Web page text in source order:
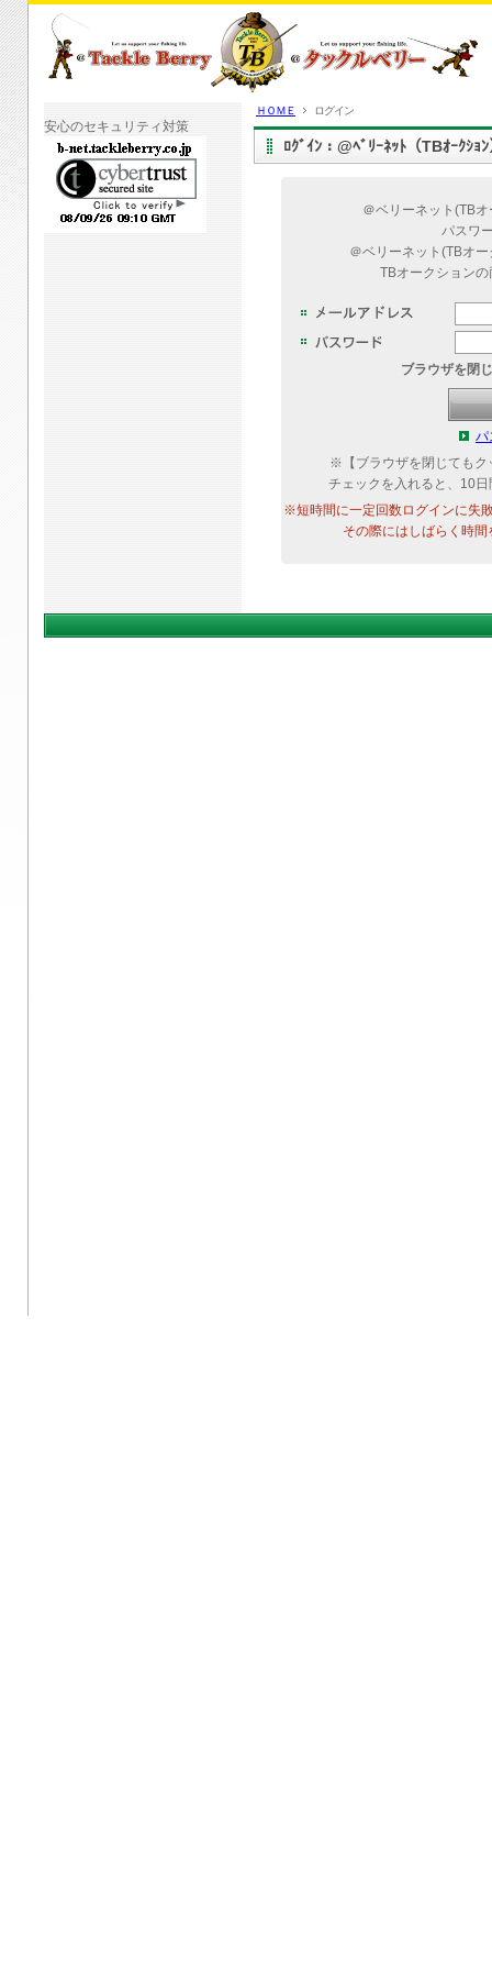
ＨＯＭＥ ログイン
ﾛｸﾞｲﾝ：@ﾍﾞﾘｰﾈｯﾄ（TBｵｰｸｼｮ
＠ベリーネット(TB
パスワ
＠ベリーネット(TBオ
TBオークション
パ
※【ブラウザを閉じてもク
チェックを入れると、10
※短時間に一定回数ログインに失
その際にはしばらく時
ブラウザを閉
安心のセキュリティ対策